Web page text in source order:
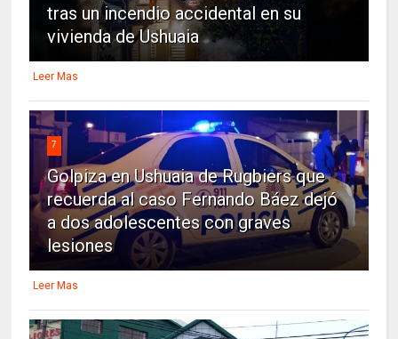
tras un incendio accidental en su
vivienda de Ushuaia
Leer Mas
7
Golpiza en Ushuaia de Rugbiers que
recuerda al caso Fernando Báez dejó
a dos adolescentes con graves
lesiones
Leer Mas